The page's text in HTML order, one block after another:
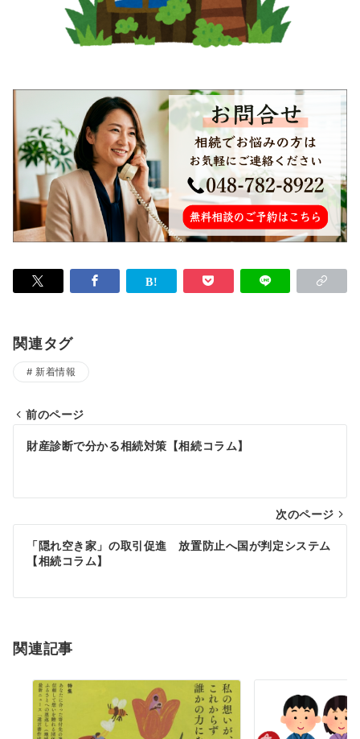
関連タグ
新着情報
投
ビ
シ
ン
前のページ
財産診断で分かる相続対策【相続コラム】
次のページ
「隠れ空き家」の取引促進 放置防止へ国が判定システム
【相続コラム】
関連記事